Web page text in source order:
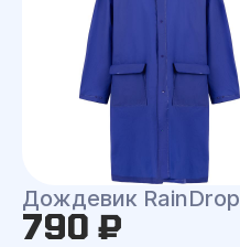
Дождевик RainDrop
790 ₽